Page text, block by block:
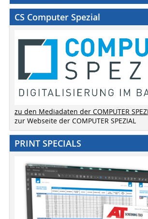
CS Computer Spezial
zu den Mediadaten der COMPUTER
zur Webseite der COMPUTER SPEZIAL
PRINT SPECIALS